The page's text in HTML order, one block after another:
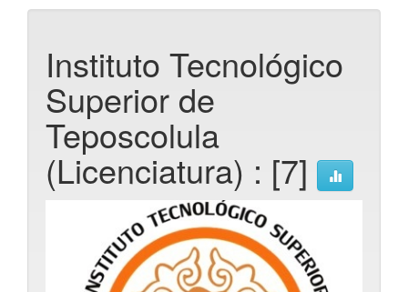
Instituto Tecnológico
Superior de
Teposcolula
(Licenciatura) : [7]